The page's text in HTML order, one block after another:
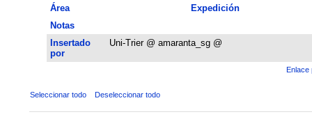
Área
Expedición
Notas
Insertado
por
Uni-Trier @ amaranta_sg @
Enlace
Seleccionar todo Deseleccionar todo